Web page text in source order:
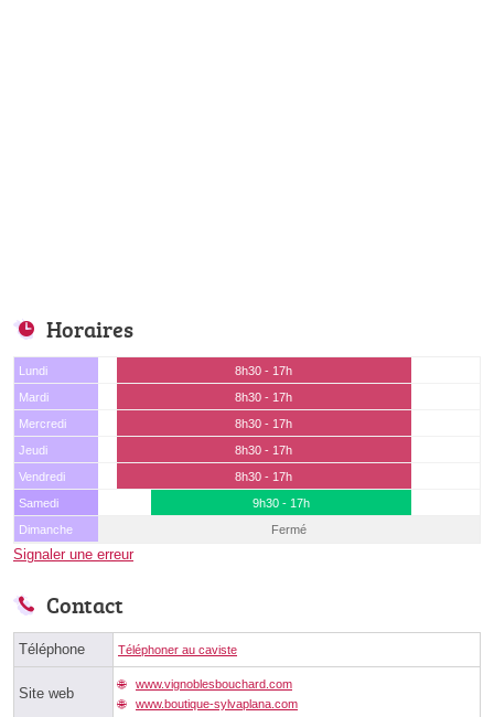
Horaires
Lundi
8h30 - 17h
Mardi
8h30 - 17h
Mercredi
8h30 - 17h
Jeudi
8h30 - 17h
Vendredi
8h30 - 17h
Samedi
9h30 - 17h
Dimanche
Fermé
Signaler une erreur
Contact
Téléphone Téléphoner au caviste
Site web
www.vignoblesbouchard.com
www.boutique-sylvaplana.com